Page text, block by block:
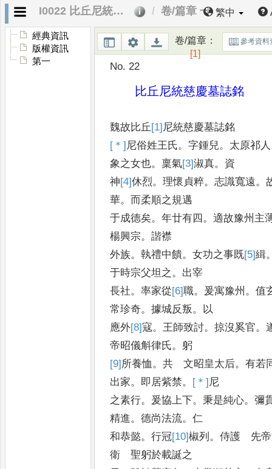
I0022 比丘尼統慈慶墓誌銘 卷/篇章 一 繁中
經典資訊
版權資訊
第一
卷/篇章：
[1]
參考資料
No. 22
比丘尼統慈慶墓誌銘
魏故比丘 [1] 尼統慈慶墓誌銘
[＊] 尼俗姓王氏。字鍾兒。 太原祁人
象之女也。稟氣[3]淑真。 資
神[4]休烈。理懷貞粹。志識寬遠。
華。 而柔順之規邁
于成德矣。年廿有四。適故豫州主
楊興宗。諧襟
外族。執禮中饋。女功之事既[5]緝
于時宗父坦之。 出宰
長社。率家從[6]職。 爰寓豫州 。值
常珍奇。據城反叛。 以
應外[8]寇。王師致討。掠沒奚官。
帝昭儀斛律氏。躬
[9] 所養恤。共 文昭皇太后。有若
出家。 即居紫禁。 [＊] 尼
之素行。 爰協上下。 秉是純心。彌
精進。德尚法流。仁
和恭懿。行冠[10]椒列 。侍護 先帝
衛 聖躬於載誕之